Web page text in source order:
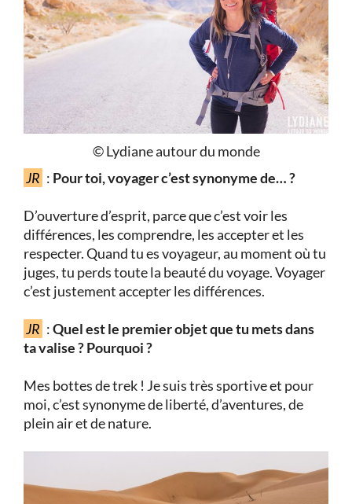
© Lydiane autour du monde
JR : Pour toi, voyager c’est synonyme de… ?
D’ouverture d’esprit, parce que c’est voir les
différences, les comprendre, les accepter et les
respecter. Quand tu es voyageur, au moment où tu
juges, tu perds toute la beauté du voyage. Voyager
c’est justement accepter les différences.
JR :Quel est le premier objet que tu mets dans
ta valise ? Pourquoi ?
Mes bottes de trek ! Je suis très sportive et pour
moi, c’est synonyme de liberté, d’aventures, de
plein air et de nature.